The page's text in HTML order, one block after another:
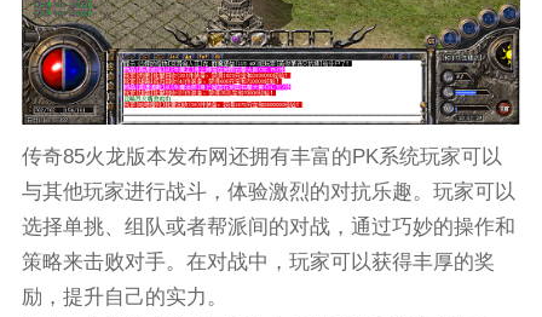
传奇85火龙版本发布网还拥有丰富的PK系统玩家可以
与其他玩家进行战斗，体验激烈的对抗乐趣。玩家可以
选择单挑、组队或者帮派间的对战，通过巧妙的操作和
策略来击败对手。在对战中，玩家可以获得丰厚的奖
励，提升自己的实力。